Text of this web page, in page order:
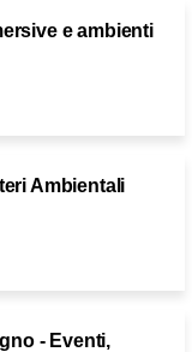
e ambienti
Ambientali
- Eventi,